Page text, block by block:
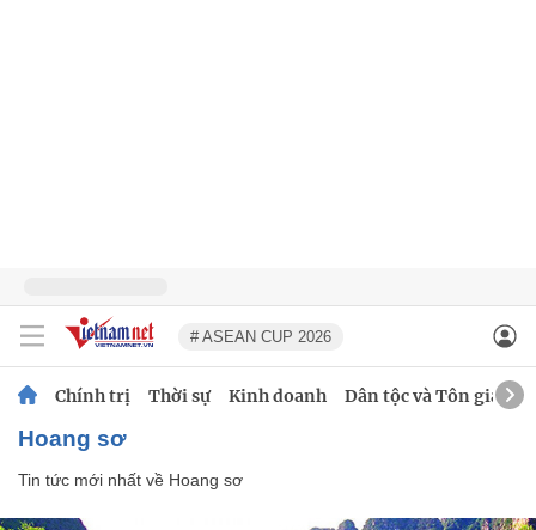
# ASEAN CUP 2026
Chính trị Thời sự Kinh doanh Dân tộc và Tôn giáo
Hoang sơ
Tin tức mới nhất về Hoang sơ